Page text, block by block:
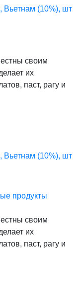
Вьетнам (10%), шт
своим
их
паст, рагу и
Вьетнам (10%), шт
продукты
своим
их
паст, рагу и